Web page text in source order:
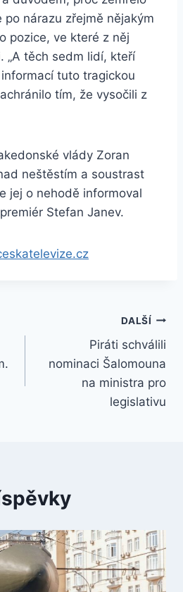
nárazu zřejmě nějakým
pozice, ve které z něj
„A těch sedm lidí, kteří
tuto tragickou
tím, že vysočili z
vlády Zoran
neštěstím a soustrast
jej o nehodě informoval
Stefan Janev.
DALŠÍ
Piráti schválili
nominaci Šalomouna
na ministra pro
legislativu